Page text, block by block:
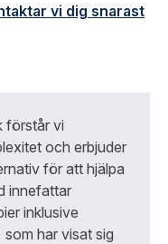
vi dig snarast
förstår vi
och erbjuder
för att hjälpa
innefattar
inklusive
har visat sig